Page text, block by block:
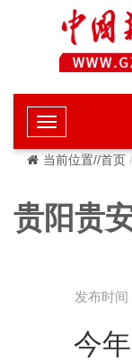
当前位置//首页
贵阳贵
发布时间
今年